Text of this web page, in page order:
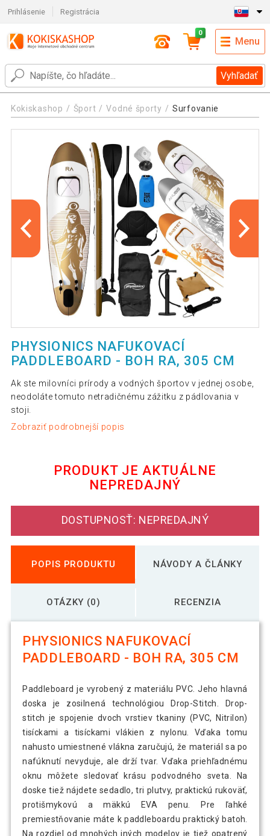
Prihlásenie Registrácia
Vyhľadať
0
Menu
Kokiskashop Šport Vodné športy Surfovanie
PHYSIONICS NAFUKOVACÍ
PADDLEBOARD - BOH RA, 305 CM
Ak ste milovníci prírody a vodných športov v jednej osobe,
neodoláte tomuto netradičnému zážitku z pádlovania v
stoji.
Zobraziť podrobnejší popis
PRODUKT JE AKTUÁLNE
NEPREDAJNÝ
DOSTUPNOSŤ: NEPREDAJNÝ
POPIS PRODUKTU NÁVODY A ČLÁNKY
OTÁZKY (0) RECENZIA
PHYSIONICS NAFUKOVACÍ
PADDLEBOARD - BOH RA, 305 CM
Paddleboard je vyrobený z materiálu PVC. Jeho hlavná
doska je zosilnená technológiou Drop-Stitch. Drop-
stitch je spojenie dvoch vrstiev tkaniny (PVC, Nitrilon)
tisíckami a tisíckami vlákien z nylonu. Vďaka tomu
nahusto umiestnené vlákna zaručujú, že materiál sa po
nafúknutí nevyduje, ale drží tvar. Vďaka priehľadnému
oknu môžete sledovať krásu podvodného sveta. Na
doske tiež nájdete sedadlo, tri plutvy, praktickú rukoväť,
protišmykovú a mäkkú EVA penu. Pre ľahké
premiestňovanie máte k paddleboardu praktický batoh.
Na rozdiel od mnohých iných modelov je tiež opatrený